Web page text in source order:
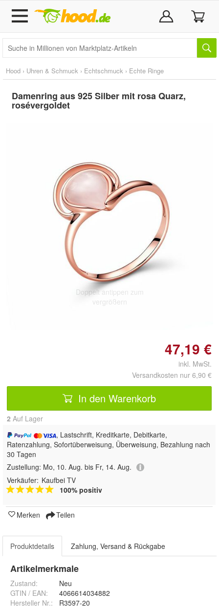
Hood › Uhren & Schmuck › Echtschmuck › Echte Ringe
Damenring aus 925 Silber mit rosa Quarz,
rosévergoldet
Doppelt antippen zum
vergrößern
47,19 €
inkl. MwSt.
Versandkosten nur 6,90 €
In den Warenkorb
2 Auf Lager
, Lastschrift, Kreditkarte, Debitkarte,
Ratenzahlung, Sofortüberweisung, Überweisung, Bezahlung nach
30 Tagen
Zustellung: Mo, 10. Aug. bis Fr, 14. Aug.
Verkäufer: Kaufbei TV
100% positiv
Merken Teilen
Produktdetails Zahlung, Versand & Rückgabe
Artikelmerkmale
Zustand:
Neu
GTIN / EAN:
4066614034882
Hersteller Nr.:
R3597-20